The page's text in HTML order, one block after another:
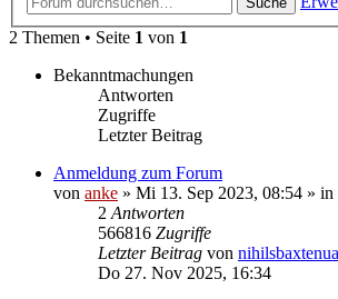
2 Themen • Seite 1 von 1
Bekanntmachungen
Antworten
Zugriffe
Letzter Beitrag
Anmeldung zum Forum
von anke » Mi 13. Sep 2023, 08:54 » in
2 Antworten
566816 Zugriffe
Letzter Beitrag von
Do 27. Nov 2025, 16:34